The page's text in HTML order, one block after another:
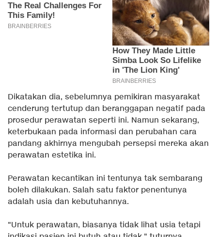
Dikatakan dia, sebelumnya pemikiran masyarakat
cenderung tertutup dan beranggapan negatif pada
prosedur perawatan seperti ini. Namun sekarang,
keterbukaan pada informasi dan perubahan cara
pandang akhirnya mengubah persepsi mereka akan
perawatan estetika ini.
Perawatan kecantikan ini tentunya tak sembarang
boleh dilakukan. Salah satu faktor penentunya
adalah usia dan kebutuhannya.
"Untuk perawatan, biasanya tidak lihat usia tetapi